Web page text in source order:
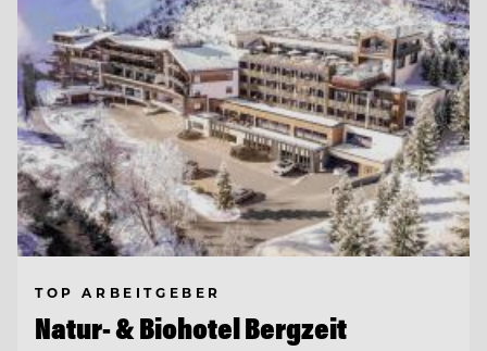
TOP ARBEITGEBER
Natur- & Biohotel Bergzeit